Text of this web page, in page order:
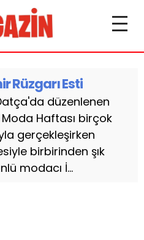
Rüzgarı Esti
düzenlenen
Haftası birçok
gerçekleşirken
birbirinden şık
modacı İ...